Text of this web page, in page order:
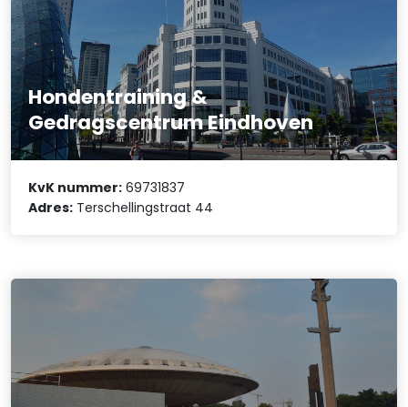
Hondentraining &
Gedragscentrum Eindhoven
KvK nummer: 69731837
Adres: Terschellingstraat 44